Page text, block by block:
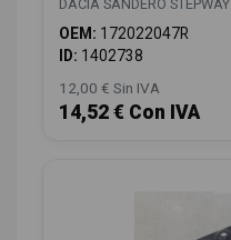
DACIA SANDERO STEPWAY
OEM: 172022047R
ID: 1402738
12,00 € Sin IVA
14,52 € Con IVA